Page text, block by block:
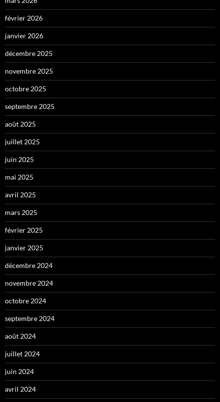
février 2026
janvier 2026
décembre 2025
novembre 2025
octobre 2025
septembre 2025
août 2025
juillet 2025
juin 2025
mai 2025
avril 2025
mars 2025
février 2025
janvier 2025
décembre 2024
novembre 2024
octobre 2024
septembre 2024
août 2024
juillet 2024
juin 2024
avril 2024